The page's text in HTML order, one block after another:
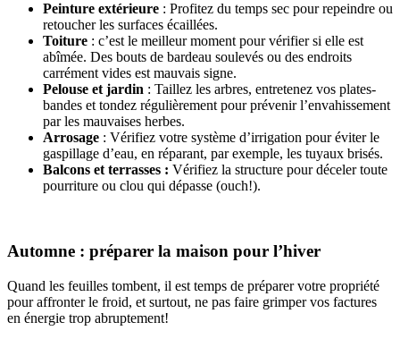
Peinture extérieure : Profitez du temps sec pour repeindre ou
retoucher les surfaces écaillées.
Toiture : c’est le meilleur moment pour vérifier si elle est
abîmée. Des bouts de bardeau soulevés ou des endroits
carrément vides est mauvais signe.
Pelouse et jardin : Taillez les arbres, entretenez vos plates-
bandes et tondez régulièrement pour prévenir l’envahissement
par les mauvaises herbes.
Arrosage : Vérifiez votre système d’irrigation pour éviter le
gaspillage d’eau, en réparant, par exemple, les tuyaux brisés.
Balcons et terrasses : Vérifiez la structure pour déceler toute
pourriture ou clou qui dépasse (ouch!).
Automne : préparer la maison pour l’hiver
Quand les feuilles tombent, il est temps de préparer votre propriété
pour affronter le froid, et surtout, ne pas faire grimper vos factures
en énergie trop abruptement!